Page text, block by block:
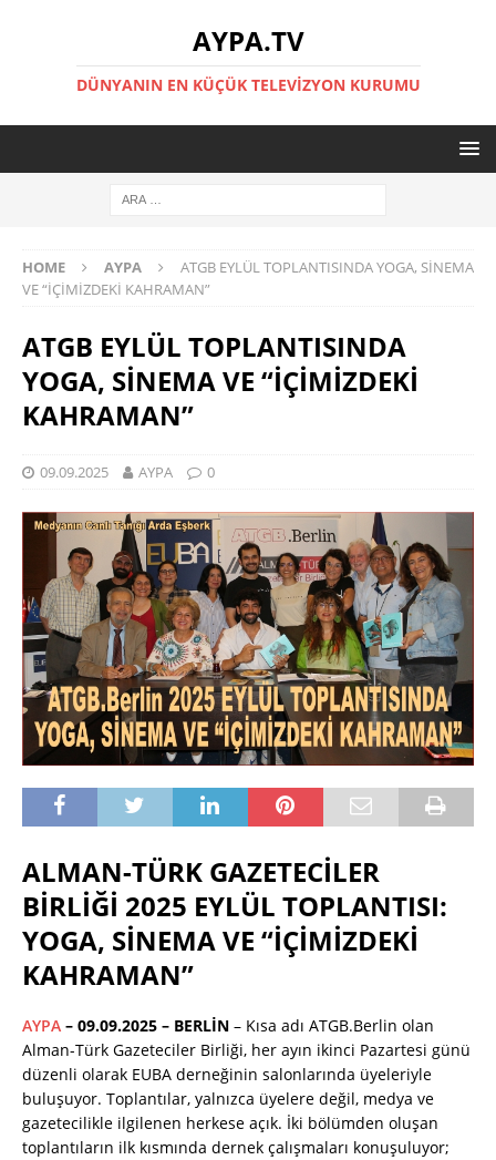
AYPA.TV
DÜNYANIN EN KÜÇÜK TELEVIZYON KURUMU
HOME AYPA
ATGB EYLÜL TOPLANTISINDA YOGA, SİNEMA
VE “İÇİMİZDEKİ KAHRAMAN”
ATGB EYLÜL TOPLANTISINDA
YOGA, SİNEMA VE “İÇİMİZDEKİ
KAHRAMAN”
09.09.2025 AYPA 0
ALMAN-TÜRK GAZETECİLER
BİRLİĞİ 2025 EYLÜL TOPLANTISI:
YOGA, SİNEMA VE “İÇİMİZDEKİ
KAHRAMAN”
AYPA – 09.09.2025 – BERLİN – Kısa adı ATGB.Berlin olan
Alman-Türk Gazeteciler Birliği, her ayın ikinci Pazartesi günü
düzenli olarak EUBA derneğinin salonlarında üyeleriyle
buluşuyor. Toplantılar, yalnızca üyelere değil, medya ve
gazetecilikle ilgilenen herkese açık. İki bölümden oluşan
toplantıların ilk kısmında dernek çalışmaları konuşuluyor;